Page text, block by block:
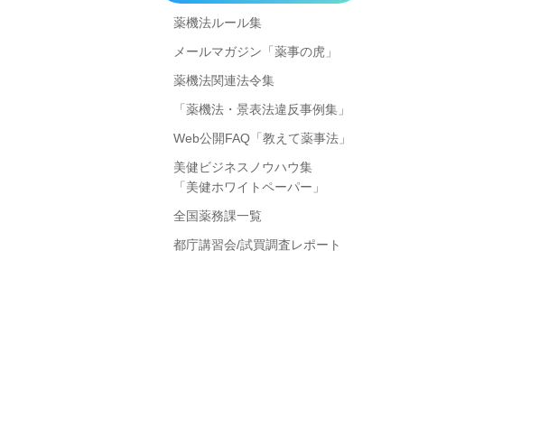
薬機法ルール集
メールマガジン「薬事の虎」
薬機法関連法令集
「薬機法・景表法違反事例集」
Web公開FAQ「教えて薬事法」
美健ビジネスノウハウ集
「美健ホワイトペーパー」
全国薬務課一覧
都庁講習会/試買調査レポート